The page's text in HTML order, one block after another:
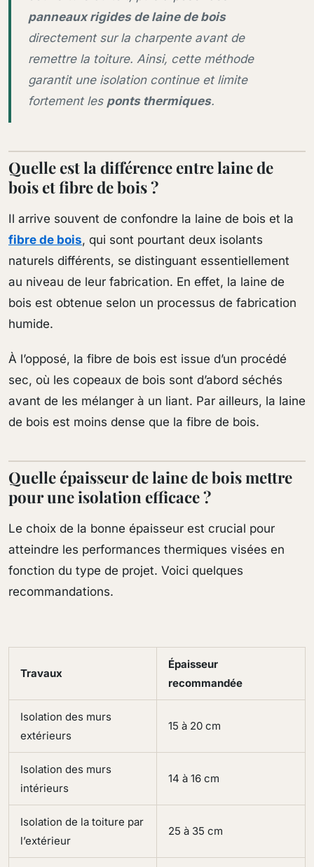
panneaux rigides de laine de bois
directement sur la charpente avant de
remettre la toiture. Ainsi, cette méthode
garantit une isolation continue et limite
fortement les ponts thermiques.
Quelle est la différence entre laine de
bois et fibre de bois ?
Il arrive souvent de confondre la laine de bois et la
fibre de bois, qui sont pourtant deux isolants
naturels différents, se distinguant essentiellement
au niveau de leur fabrication. En effet, la laine de
bois est obtenue selon un processus de fabrication
humide.
À l’opposé, la fibre de bois est issue d’un procédé
sec, où les copeaux de bois sont d’abord séchés
avant de les mélanger à un liant. Par ailleurs, la laine
de bois est moins dense que la fibre de bois.
Quelle épaisseur de laine de bois mettre
pour une isolation efficace ?
Le choix de la bonne épaisseur est crucial pour
atteindre les performances thermiques visées en
fonction du type de projet. Voici quelques
recommandations.
Travaux
Épaisseur
recommandée
Isolation des murs
extérieurs
15 à 20 cm
Isolation des murs
intérieurs
14 à 16 cm
Isolation de la toiture par
l’extérieur
25 à 35 cm